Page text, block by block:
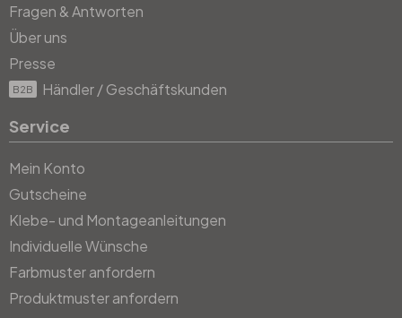
Fragen & Antworten
Über uns
Presse
B2B Händler / Geschäftskunden
Service
Mein Konto
Gutscheine
Klebe- und Montageanleitungen
Individuelle Wünsche
Farbmuster anfordern
Produktmuster anfordern